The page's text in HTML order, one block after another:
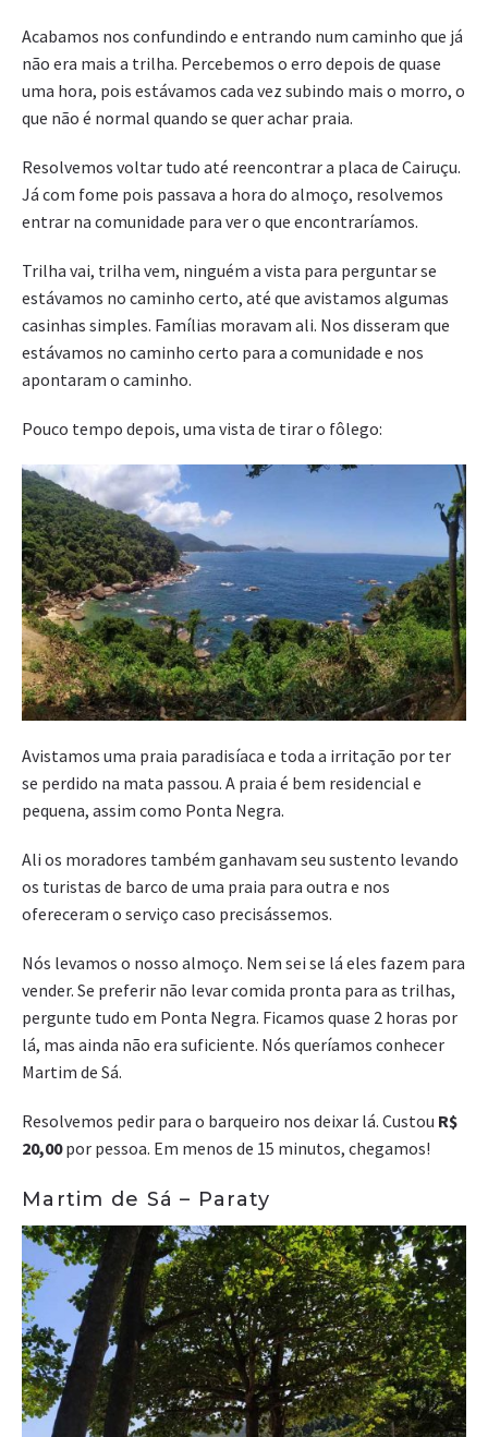
Acabamos nos confundindo e entrando num caminho que já
não era mais a trilha. Percebemos o erro depois de quase
uma hora, pois estávamos cada vez subindo mais o morro, o
que não é normal quando se quer achar praia.
Resolvemos voltar tudo até reencontrar a placa de Cairuçu.
Já com fome pois passava a hora do almoço, resolvemos
entrar na comunidade para ver o que encontraríamos.
Trilha vai, trilha vem, ninguém a vista para perguntar se
estávamos no caminho certo, até que avistamos algumas
casinhas simples. Famílias moravam ali. Nos disseram que
estávamos no caminho certo para a comunidade e nos
apontaram o caminho.
Pouco tempo depois, uma vista de tirar o fôlego:
Avistamos uma praia paradisíaca e toda a irritação por ter
se perdido na mata passou. A praia é bem residencial e
pequena, assim como Ponta Negra.
Ali os moradores também ganhavam seu sustento levando
os turistas de barco de uma praia para outra e nos
ofereceram o serviço caso precisássemos.
Nós levamos o nosso almoço. Nem sei se lá eles fazem para
vender. Se preferir não levar comida pronta para as trilhas,
pergunte tudo em Ponta Negra. Ficamos quase 2 horas por
lá, mas ainda não era suficiente. Nós queríamos conhecer
Martim de Sá.
Resolvemos pedir para o barqueiro nos deixar lá. Custou R$
20,00por pessoa. Em menos de 15 minutos, chegamos!
Martim de Sá – Paraty